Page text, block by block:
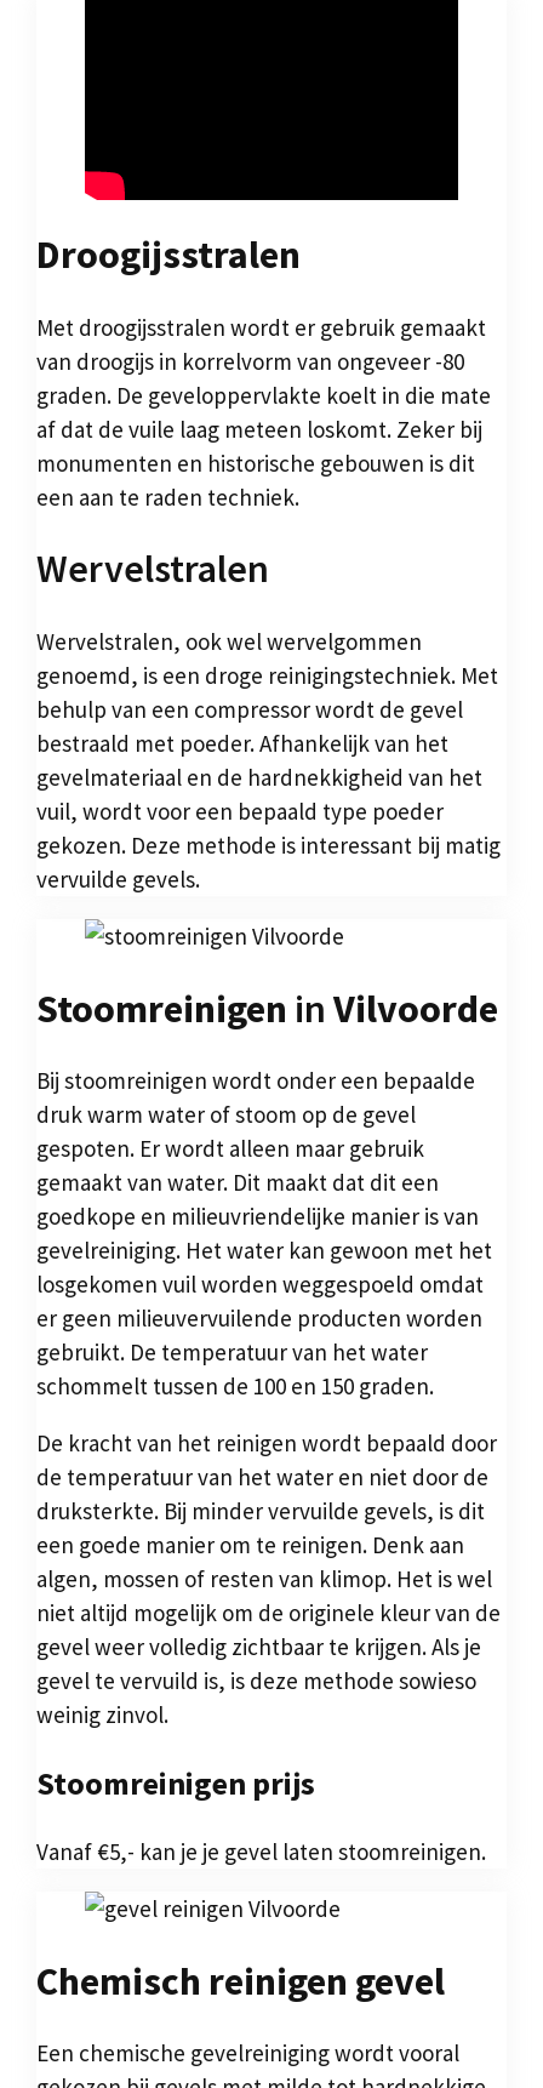
Droogijsstralen
Met droogijsstralen wordt er gebruik gemaakt
van droogijs in korrelvorm van ongeveer -80
graden. De geveloppervlakte koelt in die mate
af dat de vuile laag meteen loskomt. Zeker bij
monumenten en historische gebouwen is dit
een aan te raden techniek.
Wervelstralen
Wervelstralen, ook wel wervelgommen
genoemd, is een droge reinigingstechniek. Met
behulp van een compressor wordt de gevel
bestraald met poeder. Afhankelijk van het
gevelmateriaal en de hardnekkigheid van het
vuil, wordt voor een bepaald type poeder
gekozen. Deze methode is interessant bij matig
vervuilde gevels.
Stoomreinigen in Vilvoorde
Bij stoomreinigen wordt onder een bepaalde
druk warm water of stoom op de gevel
gespoten. Er wordt alleen maar gebruik
gemaakt van water. Dit maakt dat dit een
goedkope en milieuvriendelijke manier is van
gevelreiniging. Het water kan gewoon met het
losgekomen vuil worden weggespoeld omdat
er geen milieuvervuilende producten worden
gebruikt. De temperatuur van het water
schommelt tussen de 100 en 150 graden.
De kracht van het reinigen wordt bepaald door
de temperatuur van het water en niet door de
druksterkte. Bij minder vervuilde gevels, is dit
een goede manier om te reinigen. Denk aan
algen, mossen of resten van klimop. Het is wel
niet altijd mogelijk om de originele kleur van de
gevel weer volledig zichtbaar te krijgen. Als je
gevel te vervuild is, is deze methode sowieso
weinig zinvol.
Stoomreinigen prijs
Vanaf €5,- kan je je gevel laten stoomreinigen.
Chemisch reinigen gevel
Een chemische gevelreiniging wordt vooral